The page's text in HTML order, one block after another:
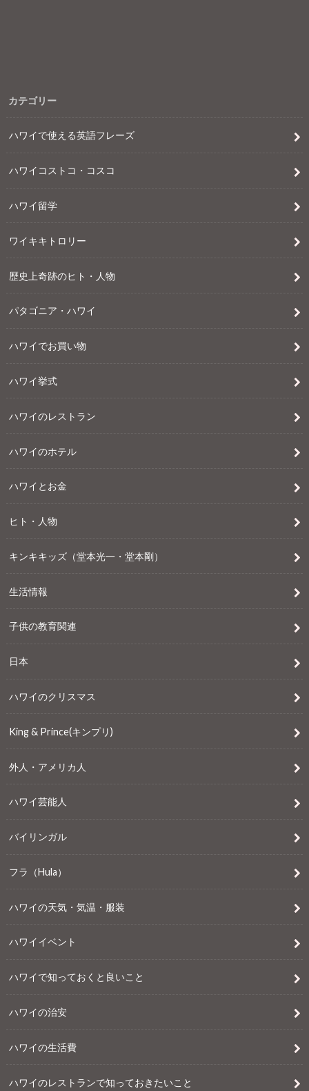
カテゴリー
ハワイで使える英語フレーズ
ハワイコストコ・コスコ
ハワイ留学
ワイキキトロリー
歴史上奇跡のヒト・人物
パタゴニア・ハワイ
ハワイでお買い物
ハワイ挙式
ハワイのレストラン
ハワイのホテル
ハワイとお金
ヒト・人物
キンキキッズ（堂本光一・堂本剛）
生活情報
子供の教育関連
日本
ハワイのクリスマス
King & Prince(キンプリ)
外人・アメリカ人
ハワイ芸能人
バイリンガル
フラ（Hula）
ハワイの天気・気温・服装
ハワイイベント
ハワイで知っておくと良いこと
ハワイの治安
ハワイの生活費
ハワイのレストランで知っておきたいこと